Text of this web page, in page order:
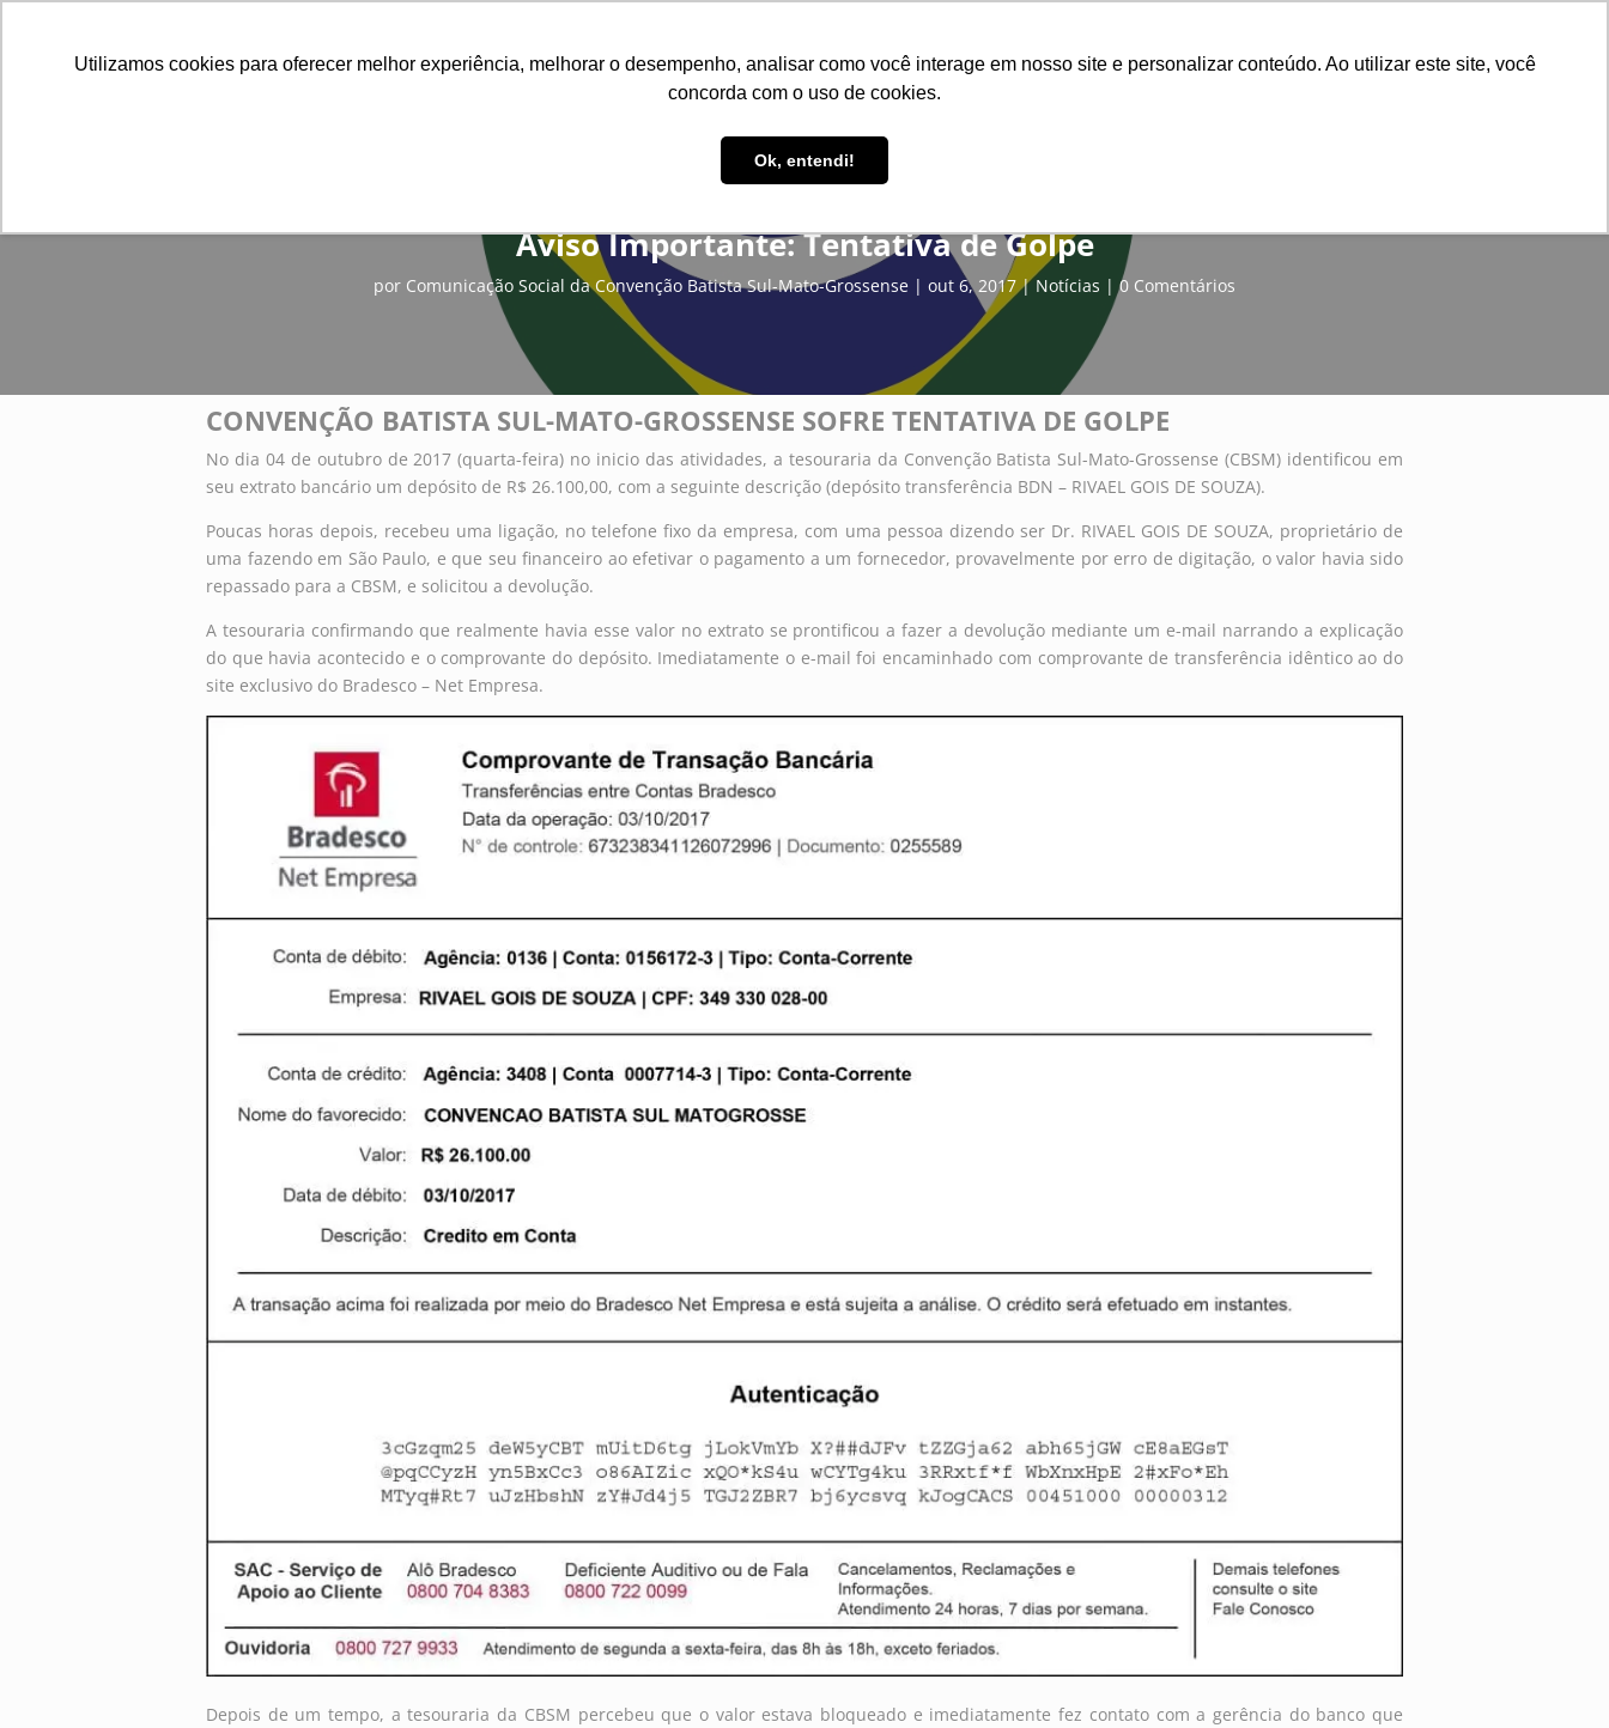
Utilizamos cookies para oferecer melhor experiência, melhorar o desempenho, analisar como você interage em nosso site e personalizar conteúdo. Ao utilizar este site, você
concorda com o uso de cookies.
Ok, entendi!
Inicio Institucional Associações Missões Recursos Contribuição Contato
Aviso Importante: Tentativa de Golpe
por Comunicação Social da Convenção Batista Sul-Mato-Grossense out 6, 2017 Notícias 0 Comentários
CONVENÇÃO BATISTA SUL-MATO-GROSSENSE SOFRE TENTATIVA DE GOLPE
No dia 04 de outubro de 2017 (quarta-feira) no inicio das atividades, a tesouraria da Convenção Batista Sul-Mato-Grossense (CBSM) identificou em
seu extrato bancário um depósito de R$ 26.100,00, com a seguinte descrição (depósito transferência BDN – RIVAEL GOIS DE SOUZA).
Poucas horas depois, recebeu uma ligação, no telefone fixo da empresa, com uma pessoa dizendo ser Dr. RIVAEL GOIS DE SOUZA, proprietário de
uma fazendo em São Paulo, e que seu financeiro ao efetivar o pagamento a um fornecedor, provavelmente por erro de digitação, o valor havia sido
repassado para a CBSM, e solicitou a devolução.
A tesouraria confirmando que realmente havia esse valor no extrato se prontificou a fazer a devolução mediante um e-mail narrando a explicação
do que havia acontecido e o comprovante do depósito. Imediatamente o e-mail foi encaminhado com comprovante de transferência idêntico ao do
site exclusivo do Bradesco – Net Empresa.
Depois de um tempo, a tesouraria da CBSM percebeu que o valor estava bloqueado e imediatamente fez contato com a gerência do banco que